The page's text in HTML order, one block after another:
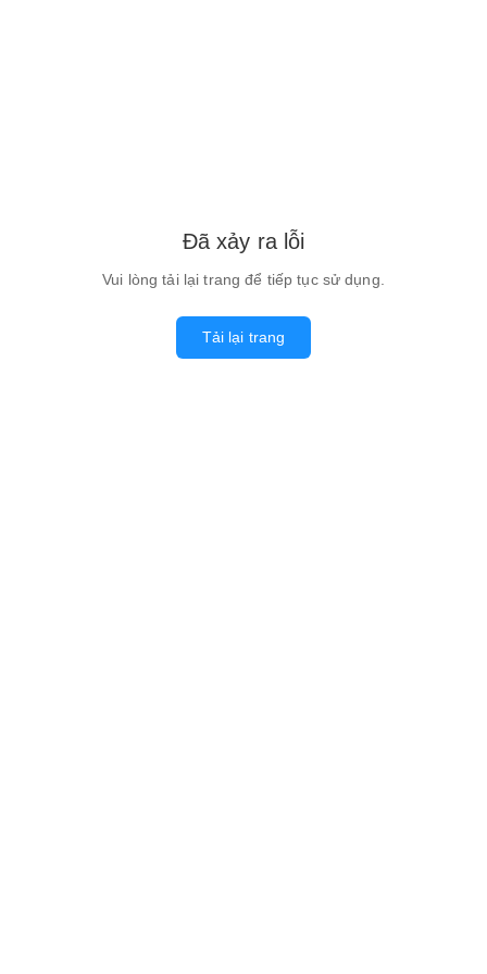
Đã xảy ra lỗi
Vui lòng tải lại trang để tiếp tục sử dụng.
Tải lại trang